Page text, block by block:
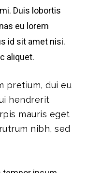
Duis lobortis
eu lorem
id sit amet nisi.
aliquet.
pretium, dui eu
hendrerit
mauris eget
nibh, sed